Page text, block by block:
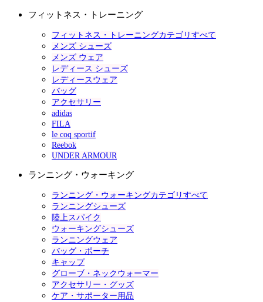
フィットネス・トレーニング
フィットネス・トレーニングカテゴリすべて
メンズ シューズ
メンズ ウェア
レディース シューズ
レディースウェア
バッグ
アクセサリー
adidas
FILA
le coq sportif
Reebok
UNDER ARMOUR
ランニング・ウォーキング
ランニング・ウォーキングカテゴリすべて
ランニングシューズ
陸上スパイク
ウォーキングシューズ
ランニングウェア
バッグ・ポーチ
キャップ
グローブ・ネックウォーマー
アクセサリー・グッズ
ケア・サポーター用品